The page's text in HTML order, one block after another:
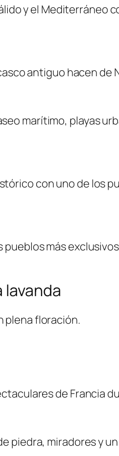
y el Mediterráneo
antiguo hacen de
marítimo, playas
con uno de los
más
lavanda
plena floración.
de Francia
piedra, miradores y